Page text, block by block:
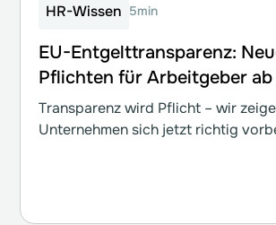
HR-Wissen 5min
EU-Entgelttransparenz:
Pflichten für Arbeitgeber ab
Transparenz wird Pflicht – wir
Unternehmen sich jetzt richtig